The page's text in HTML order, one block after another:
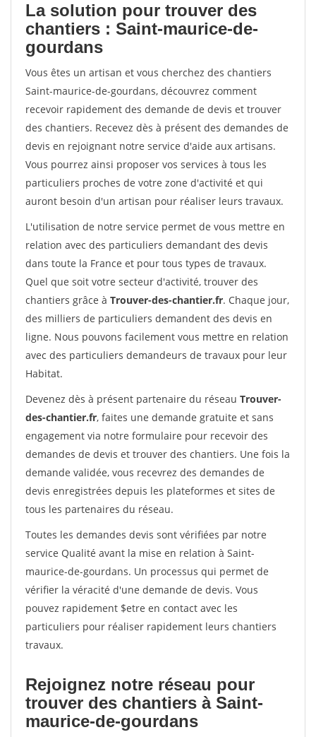
La solution pour trouver des
chantiers : Saint-maurice-de-
gourdans
Vous êtes un artisan et vous cherchez des chantiers
Saint-maurice-de-gourdans, découvrez comment
recevoir rapidement des demande de devis et trouver
des chantiers. Recevez dès à présent des demandes de
devis en rejoignant notre service d'aide aux artisans.
Vous pourrez ainsi proposer vos services à tous les
particuliers proches de votre zone d'activité et qui
auront besoin d'un artisan pour réaliser leurs travaux.
L'utilisation de notre service permet de vous mettre en
relation avec des particuliers demandant des devis
dans toute la France et pour tous types de travaux.
Quel que soit votre secteur d'activité, trouver des
chantiers grâce à Trouver-des-chantier.fr. Chaque jour,
des milliers de particuliers demandent des devis en
ligne. Nous pouvons facilement vous mettre en relation
avec des particuliers demandeurs de travaux pour leur
Habitat.
Devenez dès à présent partenaire du réseau Trouver-
des-chantier.fr, faites une demande gratuite et sans
engagement via notre formulaire pour recevoir des
demandes de devis et trouver des chantiers. Une fois la
demande validée, vous recevrez des demandes de
devis enregistrées depuis les plateformes et sites de
tous les partenaires du réseau.
Toutes les demandes devis sont vérifiées par notre
service Qualité avant la mise en relation à Saint-
maurice-de-gourdans. Un processus qui permet de
vérifier la véracité d'une demande de devis. Vous
pouvez rapidement $etre en contact avec les
particuliers pour réaliser rapidement leurs chantiers
travaux.
Rejoignez notre réseau pour
trouver des chantiers à Saint-
maurice-de-gourdans